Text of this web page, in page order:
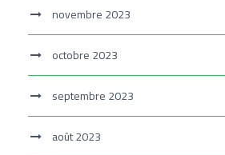
novembre 2023
octobre 2023
septembre 2023
août 2023